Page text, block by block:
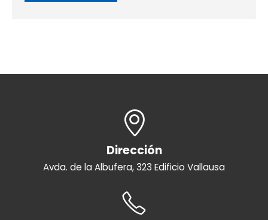
Dirección
Avda. de la Albufera, 323 Edificio Vallausa